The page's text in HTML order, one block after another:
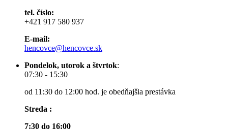
tel. číslo:
+421 917 580 937
E-mail:
hencovce@hencovce.sk
Pondelok, utorok a štvrtok:
07:30 - 15:30
od 11:30 do 12:00 hod. je obedňajšia prestávka
Streda :
7:30 do 16:00